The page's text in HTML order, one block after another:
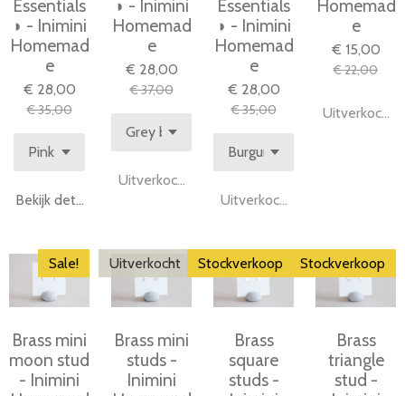
Essentials
◗ - Inimini
Homemad
e
€ 28,00
€ 35,00
Bekijk details
◗ - Inimini
Homemad
e
€ 28,00
€ 37,00
Uitverkocht
Essentials
◗ - Inimini
Homemad
e
€ 28,00
€ 35,00
Uitverkocht
Homemad
e
€ 15,00
€ 22,00
Uitverkocht
Sale!
Brass mini
moon stud
- Inimini
Uitverkocht
Brass mini
studs -
Inimini
Stockverkoop
Brass
square
studs -
Stockverkoop
Brass
triangle
stud -